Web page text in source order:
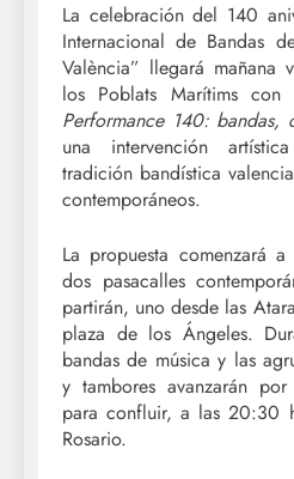
La celebración del 140
Internacional de Bandas
València” llegará mañana
los Poblats Marítims con
Performance 140: bandas,
una intervención
tradición bandística
contemporáneos.
La propuesta comenzará
dos pasacalles
partirán, uno desde las
plaza de los Ángeles.
bandas de música y las
y tambores avanzarán
para confluir, a las 20:30
Rosario.